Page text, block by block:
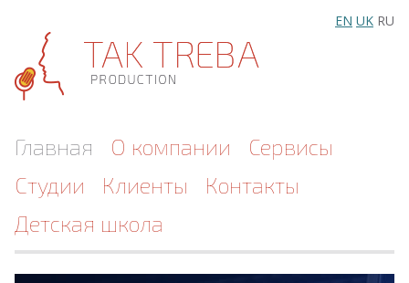
EN UK RU
Главная О компании
Сервисы
Студии
Клиенты
Контакты
Детская школа